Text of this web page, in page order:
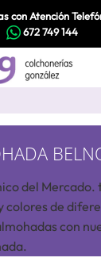
con Atención
672 749 144
del Mercado.
colores de
con